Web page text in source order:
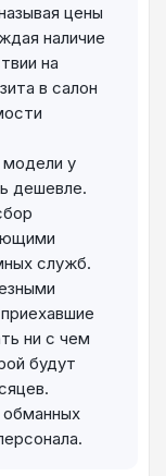
цены
наличие
на
в салон
у
дешевле.
служб.
ни с чем
будут